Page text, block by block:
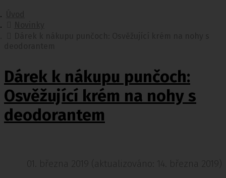
Dárek k nákupu punčoch:
Osvěžující krém na nohy s
deodorantem
01. března 2019 (aktualizováno: 14. března 2019)